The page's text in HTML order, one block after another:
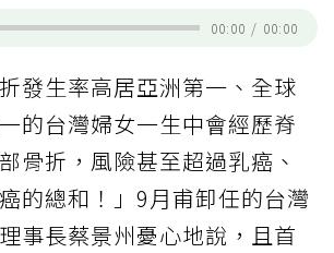
00:00 / 00:00
發生率高居亞洲第一、全球
的台灣婦女一生中會經歷脊
骨折，風險甚至超過乳癌、
的總和！」9月甫卸任的台灣
事長蔡景州憂心地說，且首